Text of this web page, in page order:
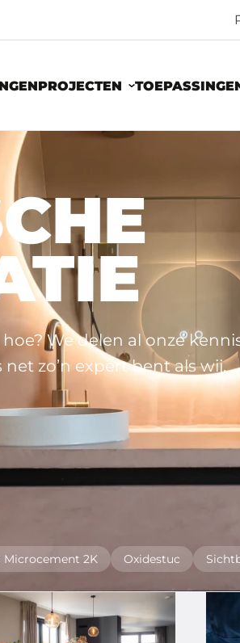
PROJECTEN
We delen al onze
zo’n expert bent als wij.
Microcement 2K Oxidestuc